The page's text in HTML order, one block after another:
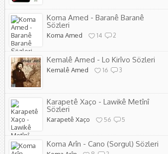
Koma Amed - Baranê Baranê
Sözleri
Koma Amed 14 2
Kemalê Amed - Lo Kirîvo Sözleri
Kemalê Amed 16 3
Karapetê Xaço - Lawikê Metînî
Sözleri
Karapetê Xaço 56 5
Koma Arîn - Cano (Sorgul) Sözleri